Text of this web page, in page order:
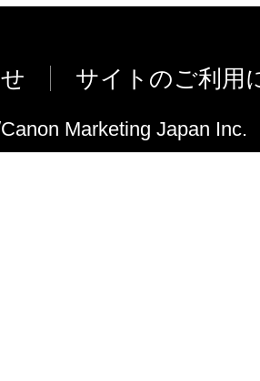
定にある一時ファイルの保存先
すると、一時ファイルが消去さ
サイトのご利用
Marketing Japan Inc.